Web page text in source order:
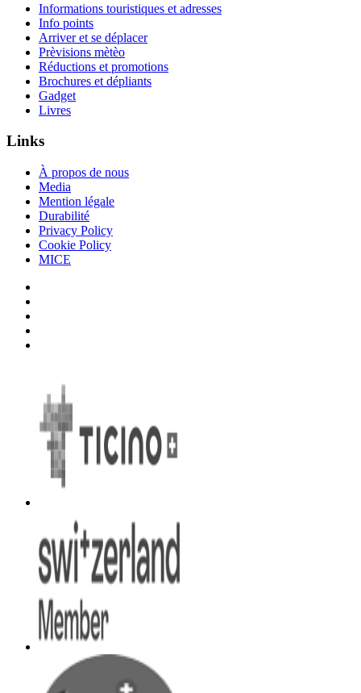
Informations touristiques et adresses
Info points
Arriver et se déplacer
Prèvisions mètèo
Réductions et promotions
Brochures et dépliants
Gadget
Livres
Links
À propos de nous
Media
Mention légale
Durabilité
Privacy Policy
Cookie Policy
MICE